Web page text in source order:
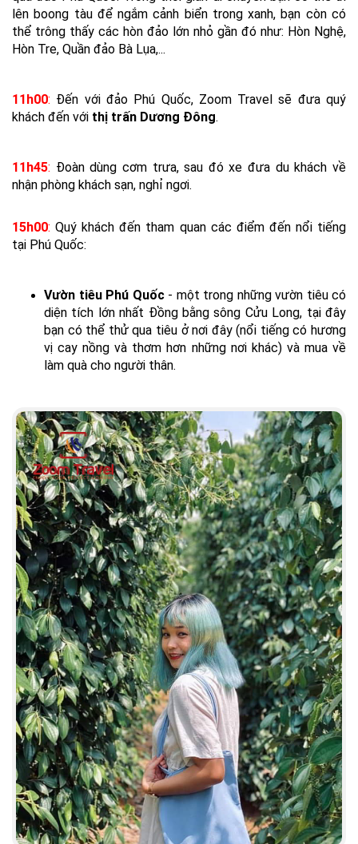
lên boong tàu để ngắm cảnh biển trong xanh, bạn còn có
thể trông thấy các hòn đảo lớn nhỏ gần đó như: Hòn Nghệ,
Hòn Tre, Quần đảo Bà Lụa,...
11h00: Đến với đảo Phú Quốc, Zoom Travel sẽ đưa quý
khách đến với thị trấn Dương Đông.
11h45: Đoàn dùng cơm trưa, sau đó xe đưa du khách về
nhận phòng khách sạn, nghỉ ngơi.
15h00:Quý khách đến tham quan các điểm đến nổi tiếng
tại Phú Quốc:
Vườn tiêu Phú Quốc- một trong những vườn tiêu có
diện tích lớn nhất Đồng bằng sông Cửu Long, tại đây
bạn có thể thử qua tiêu ở nơi đây (nổi tiếng có hương
vị cay nồng và thơm hơn những nơi khác) và mua về
làm quà cho người thân.